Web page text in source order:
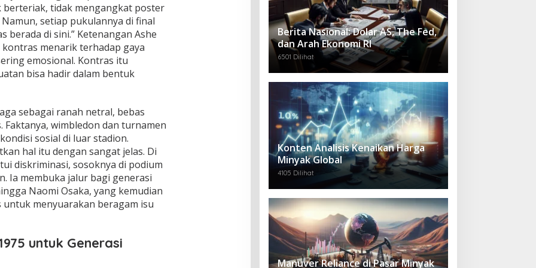
berteriak, tidak mengangkat poster
setiap pukulannya di final
berada di sini.” Ketenangan Ashe
menarik terhadap gaya
emosional. Kontras itu
bisa hadir dalam bentuk
sebagai ranah netral, bebas
wimbledon dan turnamen
sosial di luar stadion.
hal itu dengan sangat jelas. Di
diskriminasi, sosoknya di podium
Ia membuka jalur bagi generasi
Naomi Osaka, yang kemudian
menyuarakan beragam isu
untuk Generasi
Berita Nasional: Dolar AS, The Fed,
dan Arah Ekonomi RI
6501 Dilihat
Konten Analisis Kenaikan Harga
Minyak Global
4105 Dilihat
Manuver Reliance di Pasar Minyak